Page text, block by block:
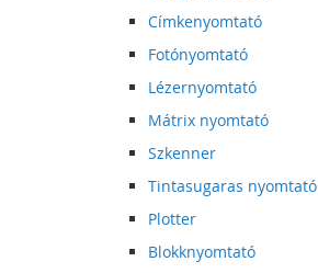
Címkenyomtató
Fotónyomtató
Lézernyomtató
Mátrix nyomtató
Szkenner
Tintasugaras nyomtató
Plotter
Blokknyomtató